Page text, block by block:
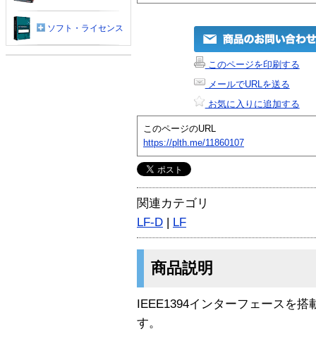
このページを印刷する
メールでURLを送る
お気に入りに追加する
このページのURL
https://plth.me/11860107
関連カテゴリ
LF-D | LF
商品説明
IEEE1394インターフェースを
す。
ソフト・ライセンス